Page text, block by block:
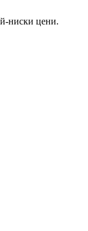
ниски цени.